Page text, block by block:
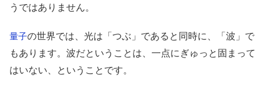
うではありません。
量子の世界では、光は「つぶ」であると同時に、「波」で
もあります。波だということは、一点にぎゅっと固まって
はいない、ということです。